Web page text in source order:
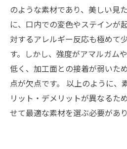
のような素材であり、美しい見
に、口内での変色やステインが
対するアレルギー反応も極めて
す。しかし、強度がアマルガム
低く、加工面との接着が弱いた
点が欠点です。 以上のように、
リット・デメリットが異なるた
せて最適な素材を選ぶ必要があり